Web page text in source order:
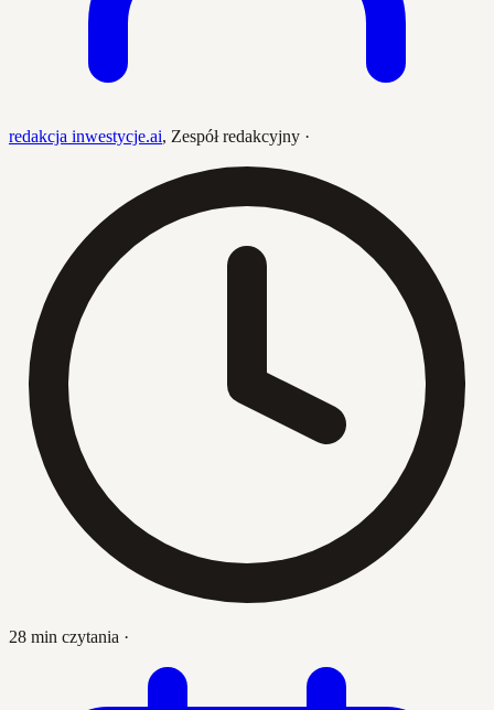
redakcja inwestycje.ai, Zespół redakcyjny ·
28 min czytania ·